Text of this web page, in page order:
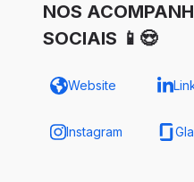
NOS
SOCIAIS 📱😍
Website
Instagram